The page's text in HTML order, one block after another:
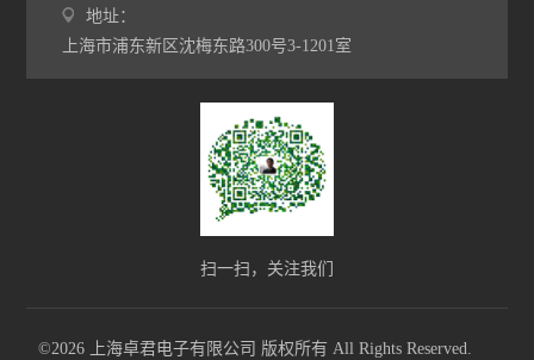
地址：
上海市浦东新区沈梅东路300号3-1201室
扫一扫，关注我们
©2026 上海卓君电子有限公司 版权所有 All Rights Reserved.